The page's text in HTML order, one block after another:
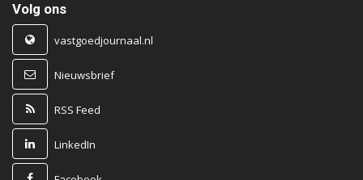
Volg ons
vastgoedjournaal.nl
Nieuwsbrief
RSS Feed
LinkedIn